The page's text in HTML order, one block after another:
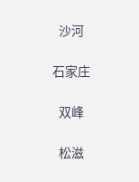
沙河
石家庄
双峰
松滋